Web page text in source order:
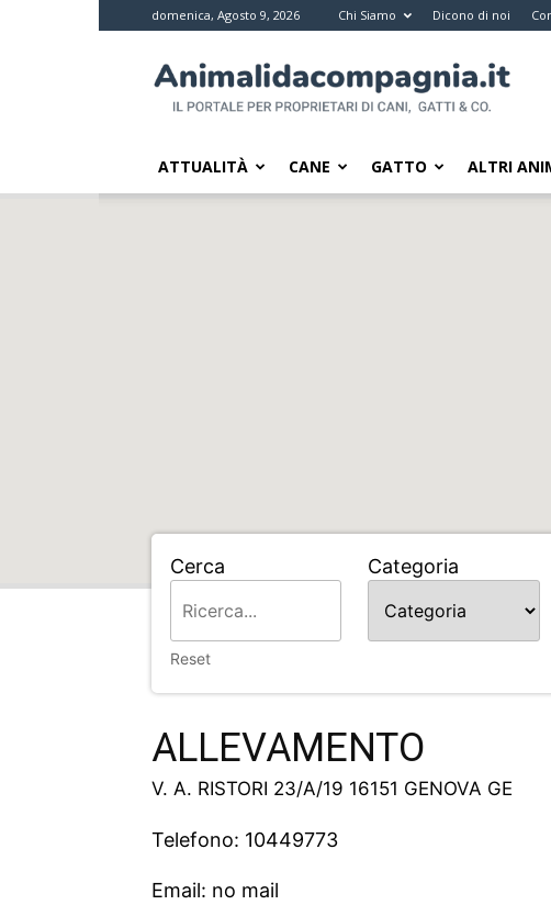
domenica, Agosto 9, 2026 Chi Siamo Dicono di noi
da
compagnia
Il
ATTUALITÀ CANE GATTO ALTRI
Cerca Categoria
Reset
Home ALLEVAMENTO
ALLEVAMENTO
V. A. RISTORI 23/A/19 16151 GENOVA GE
Telefono: 10449773
Email: no mail